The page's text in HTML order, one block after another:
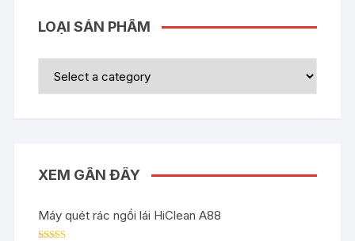
LOẠI SẢN PHẨM
XEM GẦN ĐÂY
Máy quét rác ngồi lái HiClean A88